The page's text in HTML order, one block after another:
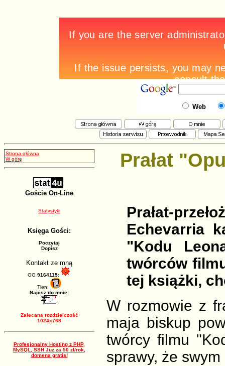
Web
Strona główna
W górę
Goście On-Line
Statystyki
Księga Gości:
Poczytaj
Dopisz
Kontakt ze mną
GG 9164115:
Tlen:
Napisz do mnie:
Zalecana rozdzielczość
1024x768
Profesjonalny Hosting z PHP,
MySQL, SSH Juz za 50 zł/rok,
domena gratis!
Prałat
Prałat-
Echevarria
"Kodu
twórców
tej książki,
W rozmowie z
maja biskup
twórcy filmu
sprawy, że